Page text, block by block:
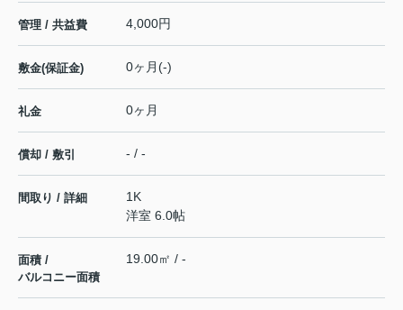
管理 / 共益費 4,000円
敷金(保証金) 0ヶ月(-)
礼金 0ヶ月
償却 / 敷引 - / -
間取り / 詳細
1K
洋室 6.0帖
面積 /
バルコニー面積
19.00㎡ / -